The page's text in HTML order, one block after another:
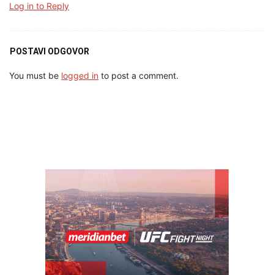
Log in to Reply
POSTAVI ODGOVOR
You must be logged in to post a comment.